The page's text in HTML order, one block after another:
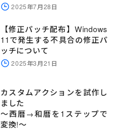
2025年7月28日
【修正パッチ配布】Windows
11で発生する不具合の修正パ
ッチについて
2025年3月21日
カスタムアクションを試作し
ました
～西暦→和暦を1ステップで
変換!～